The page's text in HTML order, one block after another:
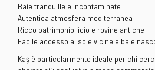
Baie tranquille e incontaminate
Autentica atmosfera mediterranea
Ricco patrimonio licio e rovine antiche
Facile accesso a isole vicine e baie
Kaş è particolarmente ideale per chi